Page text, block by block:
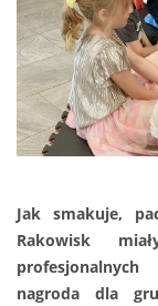
Jak smakuje,
Rakowisk
nagroda dla